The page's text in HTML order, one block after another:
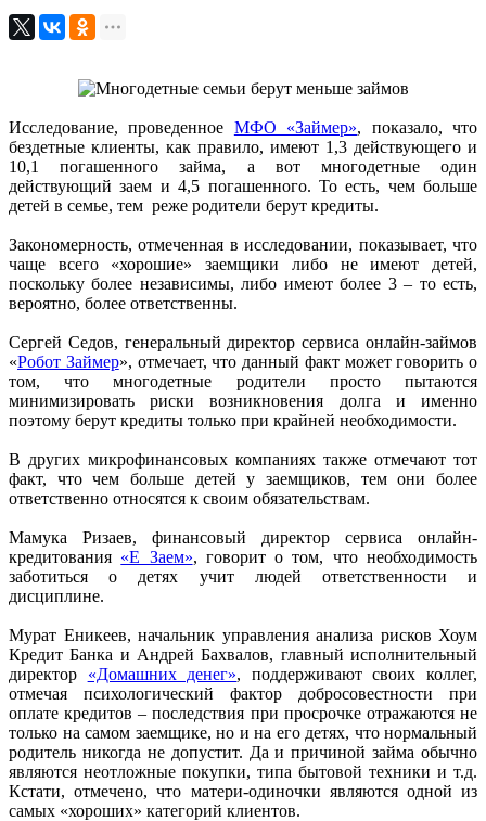
Исследование, проведенное МФО «Займер», показало, что
бездетные клиенты, как правило, имеют 1,3 действующего и
10,1 погашенного займа, а вот многодетные один
действующий заем и 4,5 погашенного. То есть, чем больше
детей в семье, тем реже родители берут кредиты.
Закономерность, отмеченная в исследовании, показывает, что
чаще всего «хорошие» заемщики либо не имеют детей,
поскольку более независимы, либо имеют более 3 – то есть,
вероятно, более ответственны.
Сергей Седов, генеральный директор сервиса онлайн-займов
«Робот Займер», отмечает, что данный факт может говорить о
том, что многодетные родители просто пытаются
минимизировать риски возникновения долга и именно
поэтому берут кредиты только при крайней необходимости.
В других микрофинансовых компаниях также отмечают тот
факт, что чем больше детей у заемщиков, тем они более
ответственно относятся к своим обязательствам.
Мамука Ризаев, финансовый директор сервиса онлайн-
кредитования «Е Заем», говорит о том, что необходимость
заботиться о детях учит людей ответственности и
дисциплине.
Мурат Еникеев, начальник управления анализа рисков Хоум
Кредит Банка и Андрей Бахвалов, главный исполнительный
директор «Домашних денег», поддерживают своих коллег,
отмечая психологический фактор добросовестности при
оплате кредитов – последствия при просрочке отражаются не
только на самом заемщике, но и на его детях, что нормальный
родитель никогда не допустит. Да и причиной займа обычно
являются неотложные покупки, типа бытовой техники и т.д.
Кстати, отмечено, что матери-одиночки являются одной из
самых «хороших» категорий клиентов.